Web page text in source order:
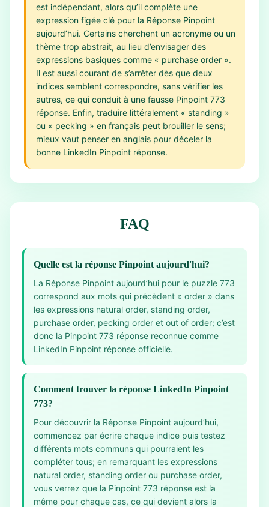
est indépendant, alors qu’il complète une
expression figée clé pour la Réponse Pinpoint
aujourd’hui. Certains cherchent un acronyme ou un
thème trop abstrait, au lieu d’envisager des
expressions basiques comme « purchase order ».
Il est aussi courant de s’arrêter dès que deux
indices semblent correspondre, sans vérifier les
autres, ce qui conduit à une fausse Pinpoint 773
réponse. Enfin, traduire littéralement « standing »
ou « pecking » en français peut brouiller le sens;
mieux vaut penser en anglais pour déceler la
bonne LinkedIn Pinpoint réponse.
FAQ
Quelle est la réponse Pinpoint aujourd'hui?
La Réponse Pinpoint aujourd’hui pour le puzzle 773
correspond aux mots qui précèdent « order » dans
les expressions natural order, standing order,
purchase order, pecking order et out of order; c’est
donc la Pinpoint 773 réponse reconnue comme
LinkedIn Pinpoint réponse officielle.
Comment trouver la réponse LinkedIn Pinpoint
773?
Pour découvrir la Réponse Pinpoint aujourd’hui,
commencez par écrire chaque indice puis testez
différents mots communs qui pourraient les
compléter tous; en remarquant les expressions
natural order, standing order ou purchase order,
vous verrez que la Pinpoint 773 réponse est la
même pour chaque cas, ce qui devient alors la